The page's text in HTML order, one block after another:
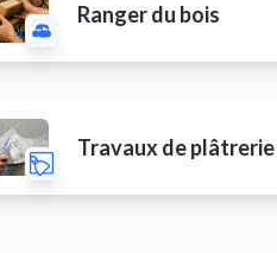
Ranger du bois
Travaux de plâtrerie